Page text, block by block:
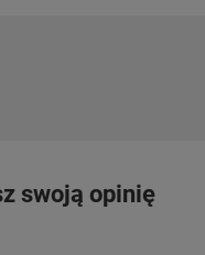
swoją opinię